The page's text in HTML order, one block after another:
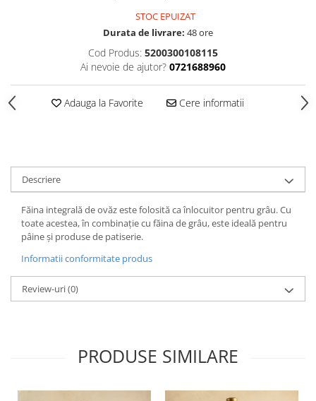
STOC EPUIZAT
Durata de livrare: 48 ore
Cod Produs: 5200300108115
Ai nevoie de ajutor? 0721688960
Adauga la Favorite Cere informatii
Descriere
Făina integrală de ovăz este folosită ca înlocuitor pentru grâu. Cu
toate acestea, în combinație cu făina de grâu, este ideală pentru
pâine și produse de patiserie.
Informatii conformitate produs
Review-uri(0)
PRODUSE SIMILARE